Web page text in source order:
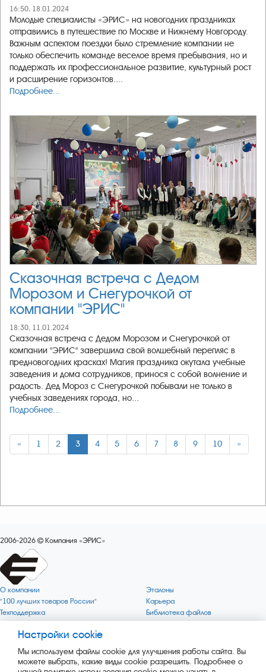
16:50, 18.01.2024
Молодые специалисты «ЭРИС» на новогодних праздниках
отправились в путешествие по Москве и Нижнему Новгороду.
Важным аспектом поездки было стремление компании не
только обеспечить команде веселое время пребывания, но и
поддержать их профессиональное развитие, культурный рост
и расширение горизонтов....
Подробнее...
Сказочная встреча с Дедом
Морозом и Снегурочкой от
компании "ЭРИС"
18:30, 11.01.2024
Сказочная встреча с Дедом Морозом и Снегурочкой от
компании "ЭРИС" завершила свой волшебный перепляс в
предновогодних красках! Магия праздника окутала учебные
заведения и дома сотрудников, принося с собой волнение и
радость. Дед Мороз с Снегурочкой побывали не только в
учебных заведениях города, но...
Подробнее...
« 1 2 3 4 5 6 7 8 9 10 »
2006-2026 Компания «ЭРИС»
О компании
"100 лучших товаров России"
Техподдержка
Качество
Поверка по редким газам
Пресс-релизы
Эталоны
Карьера
Библиотека файлов
Политика обработки персональных
Цели компании
Зелёная 1000
Настройки cookie
Мы используем файлы cookie для улучшения работы сайта. Вы
можете выбрать, какие виды cookie разрешить. Подробнее о